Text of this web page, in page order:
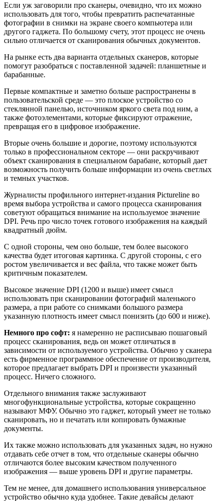
Если уж заговорили про сканеры, очевидно, что их можно
использовать для того, чтобы превратить распечатанные
фотографии в снимки на экране своего компьютера или
другого гаджета. По большому счету, этот процесс не очень
сильно отличается от сканирования обычных документов.
На рынке есть два варианта отдельных сканеров, которые
помогут разобраться с поставленной задачей: планшетные и
барабанные.
Первые компактные и заметно больше распространены в
пользовательской среде — это плоское устройство со
стеклянной панелью, источником яркого света под ним, а
также фотоэлементами, которые фиксируют отражение,
превращая его в цифровое изображение.
Вторые очень большие и дорогие, поэтому используются
только в профессиональном секторе — они раскручивают
объект сканирования в специальном барабане, который дает
возможность получить больше информации из очень светлых
и темных участков.
Журналисты профильного интернет-издания Pictureline во
время выбора устройства и самого процесса сканирования
советуют обращаться внимание на используемое значение
DPI. Речь про число точек готового изображения на каждый
квадратный дюйм.
С одной стороны, чем оно больше, тем более высокого
качества будет итоговая картинка. С другой стороны, с его
ростом увеличивается и вес файла, что также может быть
критичным показателем.
Высокое значение DPI (1200 и выше) имеет смысл
использовать при сканировании фотографий маленького
размера, а при работе со снимками большого размера
указанную плотность имеет смысл понизить (до 600 и ниже).
Немного про софт: я намеренно не расписываю пошаговый
процесс сканирования, ведь он может отличаться в
зависимости от используемого устройства. Обычно у сканера
есть фирменное программное обеспечение от производителя,
которое предлагает выбрать DPI и произвести указанный
процесс. Ничего сложного.
Отдельного внимания также заслуживают
многофункциональные устройства, которые сокращенно
называют МФУ. Обычно это гаджет, который умеет не только
сканировать, но и печатать или копировать бумажные
документы.
Их также можно использовать для указанных задач, но нужно
отдавать себе отчет в том, что отдельные сканеры обычно
отличаются более высоким качеством полученного
изображения — выше уровень DPI и другие параметры.
Тем не менее, для домашнего использования универсальное
устройство обычно куда удобнее. Такие девайсы делают